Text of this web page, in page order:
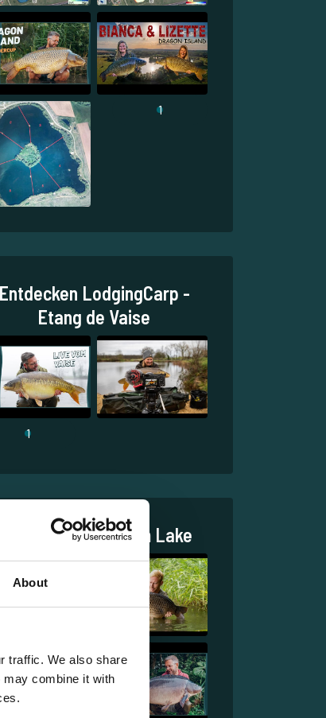
About
traffic. We also share
combine it with
1
Entdecken LodgingCarp -
Etang de Vaise
1
Entdecken Carpfarm Lake